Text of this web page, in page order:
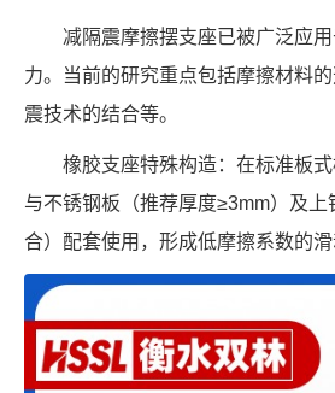
减隔震摩擦摆支座已被广泛应
力。当前的研究重点包括摩擦材料
震技术的结合等。
橡胶支座特殊构造：在标准板
与不锈钢板（推荐厚度≥3mm）及
合）配套使用，形成低摩擦系数的滑